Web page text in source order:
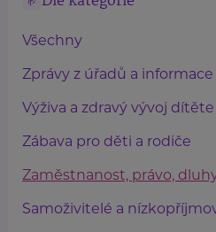
Všechny
Zprávy z úřadů a
Výživa a zdravý vývoj dítěte
Zábava pro děti a rodiče
Zaměstnanost, právo,
Samoživitelé a